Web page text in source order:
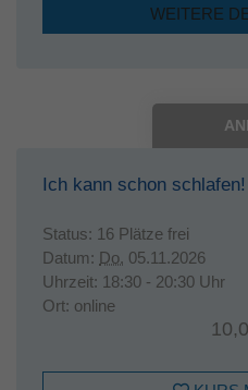
WEITERE
Ich kann schon schlafen!
Status: 16 Plätze frei
Datum: Do. 05.11.2026
Uhrzeit: 18:30 - 20:30 Uhr
Ort: online